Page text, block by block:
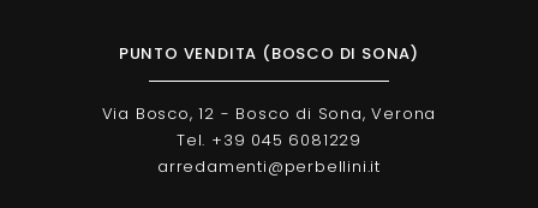
PUNTO VENDITA (BOSCO DI SONA)
Via Bosco, 12 - Bosco di Sona, Verona
Tel. +39 045 6081229
arredamenti@perbellini.it